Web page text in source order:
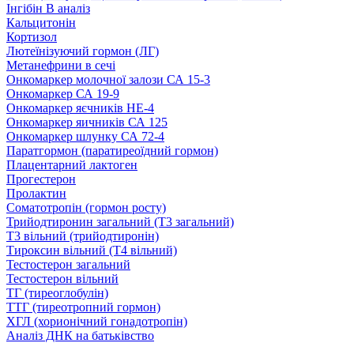
Інгібін B аналіз
Кальцитонін
Кортизол
Лютеїнізуючий гормон (ЛГ)
Метанефрини в сечі
Онкомаркер молочної залози СА 15-3
Онкомаркер СА 19-9
Онкомаркер яєчників НЕ-4
Онкомаркер яичників СА 125
Онкомаркер шлунку СА 72-4
Паратгормон (паратиреоїдний гормон)
Плацентарний лактоген
Прогестерон
Пролактин
Соматотропін (гормон росту)
Трийодтиронин загальний (Т3 загальний)
Т3 вільний (трийодтиронін)
Тироксин вільний (Т4 вільний)
Тестостерон загальний
Тестостерон вільний
ТГ (тиреоглобулін)
ТТГ (тиреотропний гормон)
ХГЛ (хорионічний гонадотропін)
Аналіз ДНК на батьківство